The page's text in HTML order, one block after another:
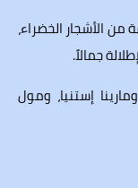
الأشجار الخضراء،
جمالاً.
إستنيا، ومول